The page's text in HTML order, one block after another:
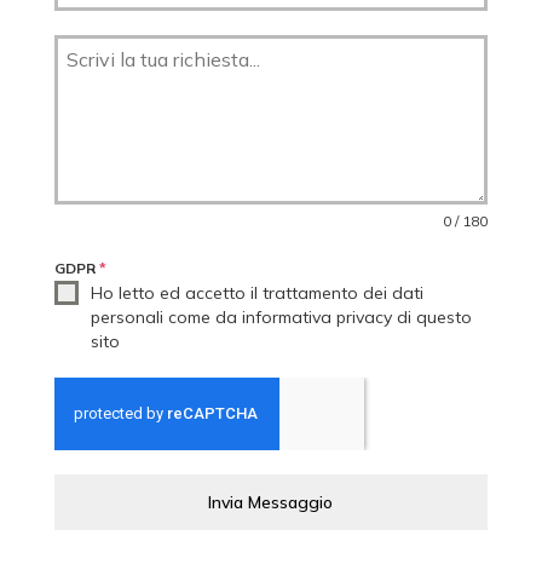
0 / 180
GDPR *
Ho letto ed accetto il trattamento dei dati
personali come da informativa privacy di questo
sito
Invia Messaggio